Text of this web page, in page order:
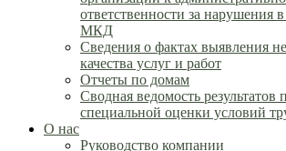
ответственности за нарушения
МКД
Сведения о фактах выявления
качества услуг и работ
Отчеты по домам
Сводная ведомость результатов
специальной оценки условий
О нас
Руководство компании